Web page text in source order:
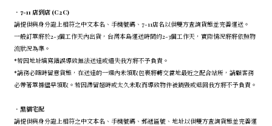
．7-11 店到店 (C2C)
請提供與身分證上相符之中文本名、手機號碼、7-11店名以供雙方查詢貨態並完善運送。
一般訂單將於2-3個工作天內出貨，台灣本島運送時間約2-3個工作天，實際情況將將依照物
流狀況為準。
*若因地址填寫錯誤導致無法送達或遺失我方將不予負責。
*請務必隨時留意貨態，在送達的一週內未領取包裹將轉交當地最近之配合站所，請顧客務
必帶著單據儘早領取。若因滯留超時或太久未取而導致物件被銷毀或退回我方將不予負責。
． 黑貓宅配
請提供與身分證上相符之中文本名、手機號碼、郵遞區號、地址以供雙方查詢貨態並完善運